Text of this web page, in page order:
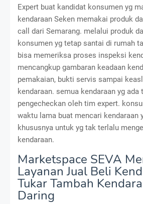
Expert buat kandidat konsumen yg
kendaraan Seken memakai produk
call dari Semarang. melalui produk
konsumen yg tetap santai di rumah
bisa memeriksa proses inspeksi
mencangkup gambaran keadaan
pemakaian, bukti servis sampai
kendaraan. semua kendaraan yg
pengecheckan oleh tim expert.
waktu lama buat mencari kendaraan
khususnya untuk yg tak terlalu
kendaraan.
Marketspace SEVA
Layanan Jual Beli
Tukar Tambah
Daring